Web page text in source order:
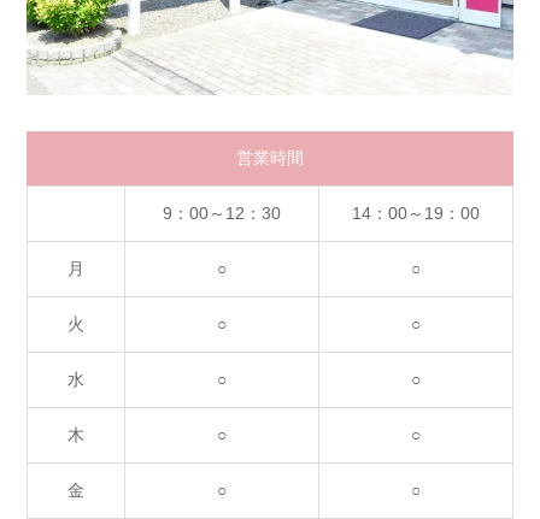
営業時間
月
火
水
木
金
9：00～12：30
○
○
○
○
○
14：00～19：00
○
○
○
○
○